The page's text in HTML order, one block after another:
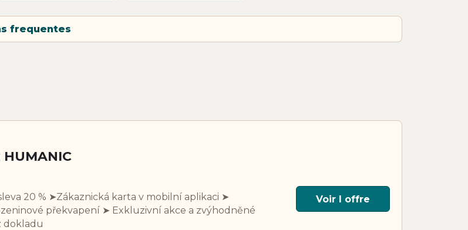
frequentes
20 % ➤Zákaznická karta v mobilní aplikaci ➤
překvapení ➤ Exkluzivní akce a zvýhodněné
dokladu
Voir l offre